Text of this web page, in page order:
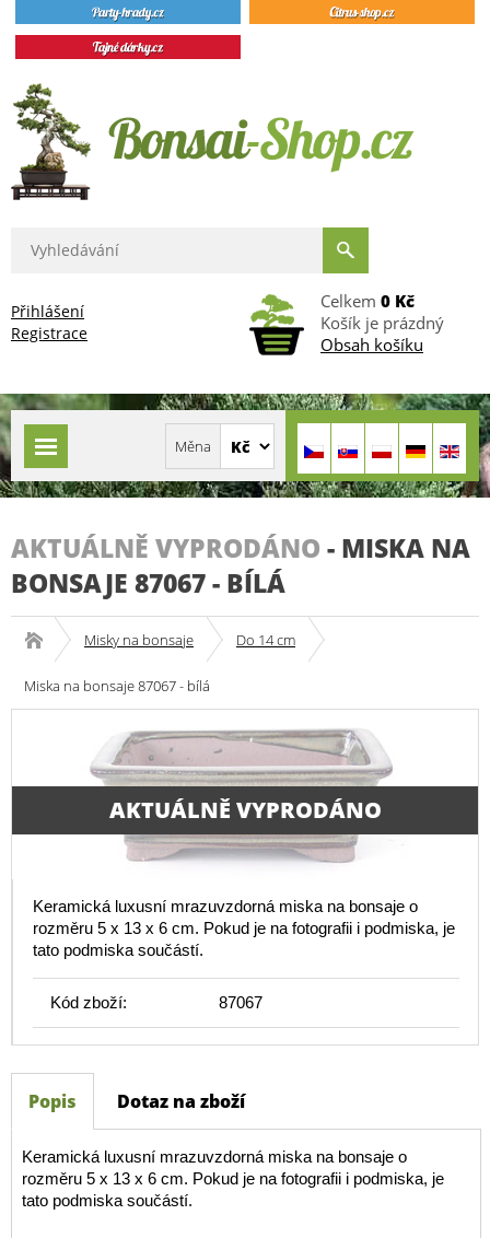
Přihlášení
Registrace
Celkem 0 Kč
Košík je prázdný
Obsah košíku
AKTUÁLNĚ VYPRODÁNO - MISKA NA
BONSAJE 87067 - BÍLÁ
Misky na bonsaje Do 14 cm
Miska na bonsaje 87067 - bílá
AKTUÁLNĚ VYPRODÁNO
Keramická luxusní mrazuvzdorná miska na bonsaje o
rozměru 5 x 13 x 6 cm. Pokud je na fotografii i podmiska, je
tato podmiska součástí.
Kód zboží: 87067
Popis Dotaz na zboží
Keramická luxusní mrazuvzdorná miska na bonsaje o
rozměru 5 x 13 x 6 cm. Pokud je na fotografii i podmiska, je
tato podmiska součástí.